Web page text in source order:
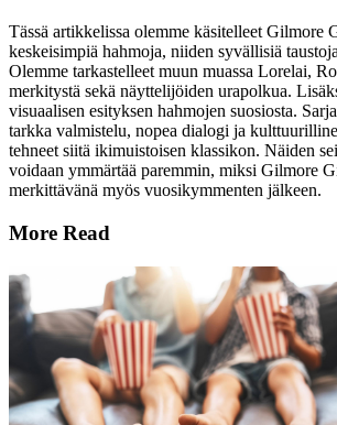
Tässä artikkelissa olemme käsitelleet Gilmore
keskeisimpiä hahmoja, niiden syvällisiä
Olemme tarkastelleet muun muassa Lorelai,
merkitystä sekä näyttelijöiden urapolkua.
visuaalisen esityksen hahmojen suosiosta.
tarkka valmistelu, nopea dialogi ja
tehneet siitä ikimuistoisen klassikon. Näiden
voidaan ymmärtää paremmin, miksi Gilmore
merkittävänä myös vuosikymmenten jälkeen.
More Read